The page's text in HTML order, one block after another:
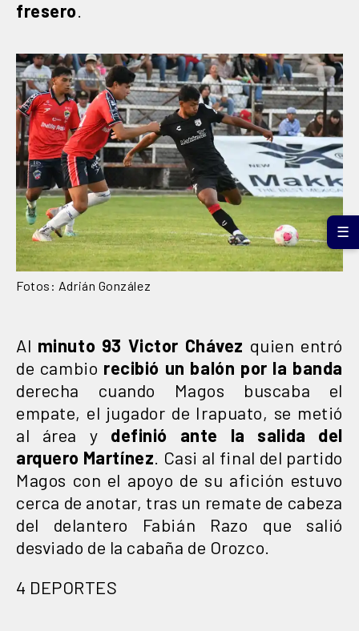
fresero.
Fotos: Adrián González
Al minuto 93 Victor Chávez quien entró
de cambio recibió un balón por la banda
derecha cuando Magos buscaba el
empate, el jugador de Irapuato, se metió
al área y definió ante la salida del
arquero Martínez. Casi al final del partido
Magos con el apoyo de su afición estuvo
cerca de anotar, tras un remate de cabeza
del delantero Fabián Razo que salió
desviado de la cabaña de Orozco.
4 DEPORTES
☰